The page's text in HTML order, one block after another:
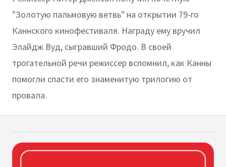
"Золотую пальмовую ветвь" на открытии 79-го
Каннского кинофестиваля. Награду ему вручил
Элайдж Вуд, сыгравший Фродо. В своей
трогательной речи режиссер вспомнил, как Канны
помогли спасти его знаменитую трилогию от
провала.